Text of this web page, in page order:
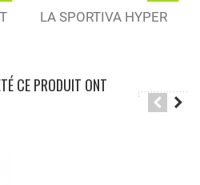
LA SPORTIVA HYPER
CE PRODUIT ONT